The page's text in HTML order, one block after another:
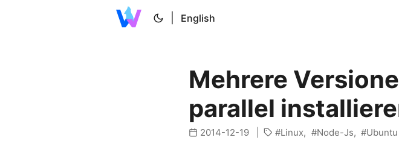
English
Mehrere
parallel
2014-12-19 Linux Node-Js Ubuntu